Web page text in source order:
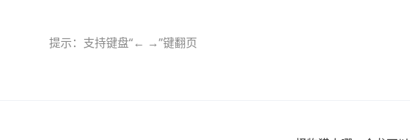
提示：支持键盘“← →”键翻页